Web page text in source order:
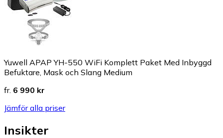
Yuwell APAP YH-550 WiFi Komplett Paket Med Inbyggd
Befuktare, Mask och Slang Medium
fr. 6 990 kr
Jämför alla priser
Insikter